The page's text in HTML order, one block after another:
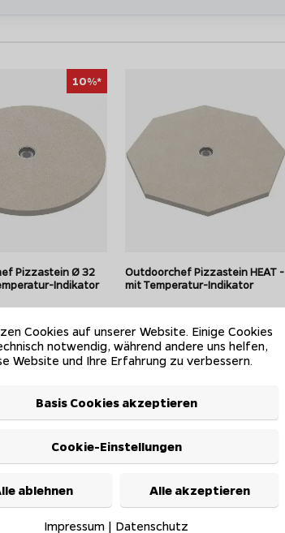
10%*
Pizzastein Ø 32
Indikator
- Lieferzeit ca. 1-
Outdoorchef Pizzastein HEAT -
mit Temperatur-Indikator
79,95 EUR
auf Lager - Lieferzeit ca. 1-
10%* 10%*
Cookies auf unserer Website. Einige Cookies
notwendig, während andere uns helfen,
Website und Ihre Erfahrung zu verbessern.
Basis Cookies akzeptieren
Cookie-Einstellungen
ablehnen Alle akzeptieren
Impressum | Datenschutz